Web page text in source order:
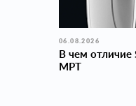
06.08.2026
В чем
MPT